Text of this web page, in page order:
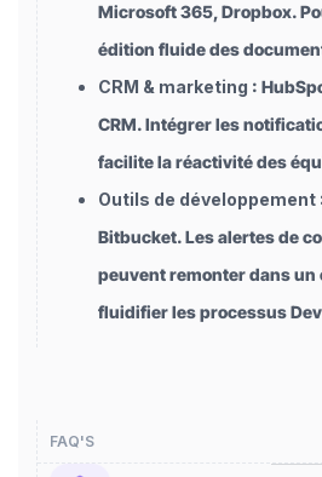
Microsoft 365, Dropbox.
édition fluide des
CRM & marketing :
CRM. Intégrer les
facilite la réactivité des
Outils de développement
Bitbucket. Les alertes de
peuvent remonter dans un
fluidifier les processus
FAQ'S